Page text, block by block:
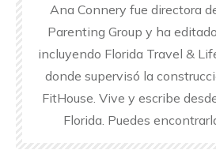
Ana Connery fue directora
Parenting Group y ha
incluyendo Florida Travel &
donde supervisó la
FitHouse. Vive y escribe
Florida. Puedes